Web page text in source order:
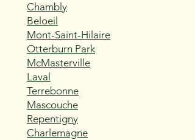
Chambly
Beloeil
Mont-Saint-Hilaire
Otterburn Park
McMasterville
Laval
Terrebonne
Mascouche
Repentigny
Charlemagne